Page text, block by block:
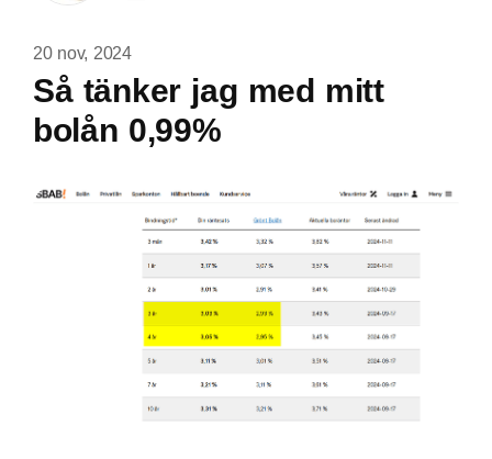
20 nov, 2024
Så tänker jag med mitt
bolån 0,99%